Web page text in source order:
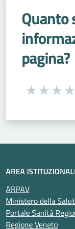
Quanto
pagina?
Seleziona
AREA
ARPAV
Ministero della
Portale Sanità
Regione Veneto